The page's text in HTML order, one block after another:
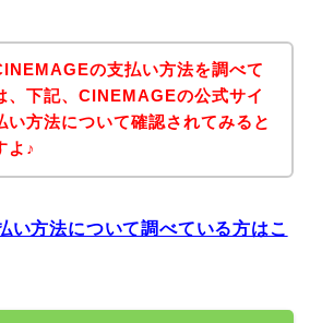
の支払い方法を調べて
、下記、CINEMAGEの公式サイ
い方法について確認されてみると
よ♪
い方法について調べている方はこ